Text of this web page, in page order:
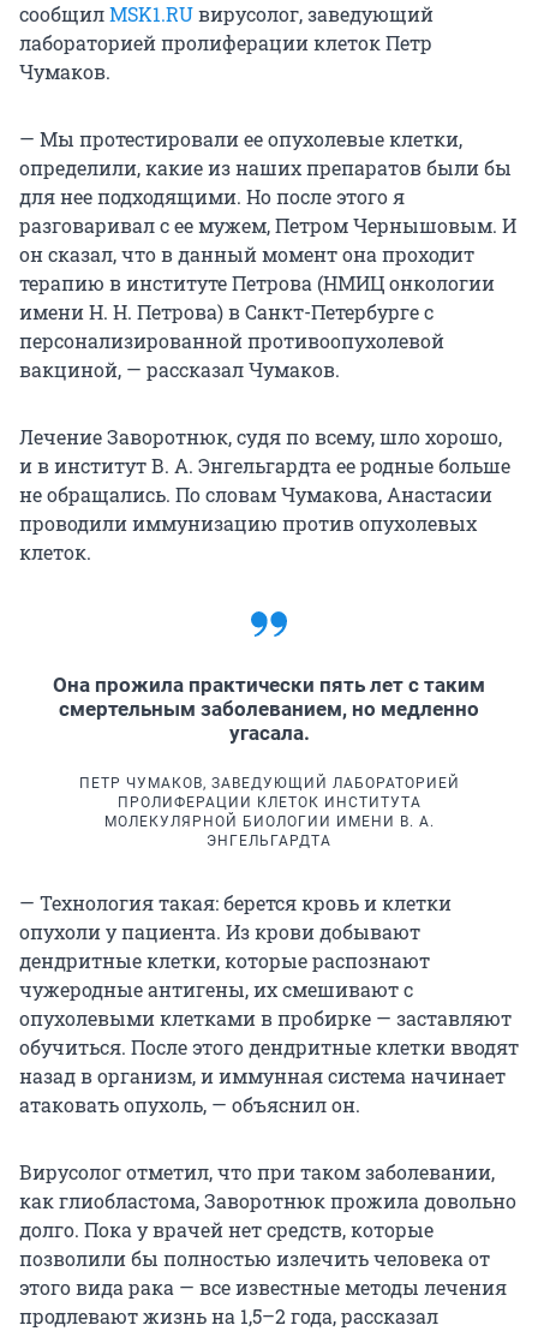
сообщилMSK1.RUвирусолог, заведующий
лабораторией пролиферации клеток Петр
Чумаков.
— Мы протестировали ее опухолевые клетки,
определили, какие из наших препаратов были бы
для нее подходящими. Но после этого я
разговаривал с ее мужем, Петром Чернышовым. И
он сказал, что в данный момент она проходит
терапию в институте Петрова (НМИЦ онкологии
имени Н. Н. Петрова) в Санкт-Петербурге с
персонализированной противоопухолевой
вакциной, — рассказал Чумаков.
Лечение Заворотнюк, судя по всему, шло хорошо,
и в институт В. А. Энгельгардта ее родные больше
не обращались. По словам Чумакова, Анастасии
проводили иммунизацию против опухолевых
клеток.
Она прожила практически пять лет с таким
смертельным заболеванием, но медленно
угасала.
ПЕТР ЧУМАКОВ, ЗАВЕДУЮЩИЙ ЛАБОРАТОРИЕЙ
ПРОЛИФЕРАЦИИ КЛЕТОК ИНСТИТУТА
МОЛЕКУЛЯРНОЙ БИОЛОГИИ ИМЕНИ В. А.
ЭНГЕЛЬГАРДТА
— Технология такая: берется кровь и клетки
опухоли у пациента. Из крови добывают
дендритные клетки, которые распознают
чужеродные антигены, их смешивают с
опухолевыми клетками в пробирке — заставляют
обучиться. После этого дендритные клетки вводят
назад в организм, и иммунная система начинает
атаковать опухоль, — объяснил он.
Вирусолог отметил, что при таком заболевании,
как глиобластома, Заворотнюк прожила довольно
долго. Пока у врачей нет средств, которые
позволили бы полностью излечить человека от
этого вида рака — все известные методы лечения
продлевают жизнь на 1,5–2 года, рассказал